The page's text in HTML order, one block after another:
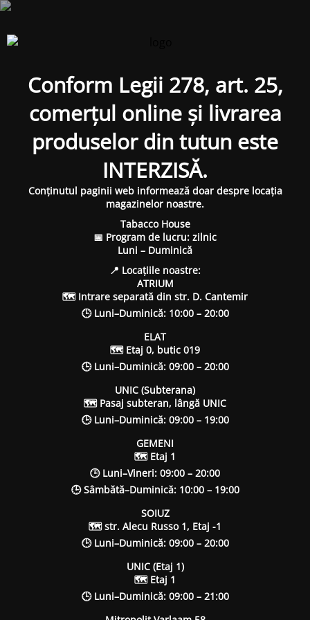
Conform Legii 278, art. 25,
comerțul online și livrarea
produselor din tutun este
INTERZISĂ.
Conținutul paginii web informează doar despre locația
magazinelor noastre.
Tabacco House
📅 Program de lucru: zilnic
Luni – Duminică
📍 Locațiile noastre:
ATRIUM
🗺 Intrare separată din str. D. Cantemir
🕒 Luni–Duminică: 10:00 – 20:00
ELAT
🗺 Etaj 0, butic 019
🕒 Luni–Duminică: 09:00 – 20:00
UNIC (Subterana)
🗺 Pasaj subteran, lângă UNIC
🕒 Luni–Duminică: 09:00 – 19:00
GEMENI
🗺 Etaj 1
🕒 Luni–Vineri: 09:00 – 20:00
🕒 Sâmbătă–Duminică: 10:00 – 19:00
SOIUZ
🗺 str. Alecu Russo 1, Etaj -1
🕒 Luni–Duminică: 09:00 – 20:00
UNIC (Etaj 1)
🗺 Etaj 1
🕒 Luni–Duminică: 09:00 – 21:00